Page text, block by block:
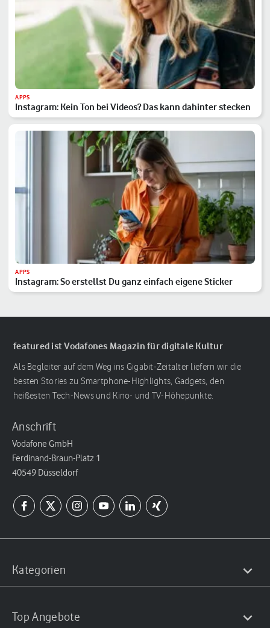
APPS
Instagram: Kein Ton bei Videos? Das kann dahinter stecken
APPS
Instagram: So erstellst Du ganz einfach eigene Sticker
featured ist Vodafones Magazin für digitale Kultur
Als Begleiter auf dem Weg ins Gigabit-Zeitalter liefern wir die
besten Stories zu Smartphone-Highlights, Gadgets, den
heißesten Tech-News und Kino- und TV-Höhepunkte.
Anschrift
Vodafone GmbH
Ferdinand-Braun-Platz 1
40549 Düsseldorf
Kategorien
Top Angebote